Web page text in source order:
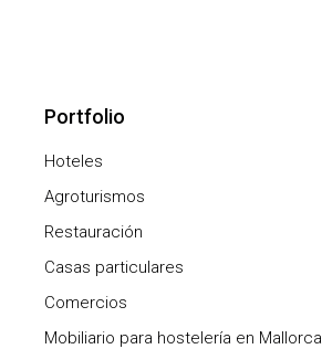
Portfolio
Hoteles
Agroturismos
Restauración
Casas particulares
Comercios
Mobiliario para hostelería en Mallorca